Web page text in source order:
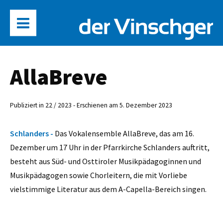
AllaBreve
Publiziert in 22 / 2023 - Erschienen am 5. Dezember 2023
Schlanders - Das Vokalensemble AllaBreve, das am 16.
Dezember um 17 Uhr in der Pfarrkirche Schlanders auftritt,
besteht aus Süd- und Osttiroler Musikpädagoginnen und
Musikpädagogen sowie Chorleitern, die mit Vorliebe
vielstimmige Literatur aus dem A-Capella-Bereich singen.